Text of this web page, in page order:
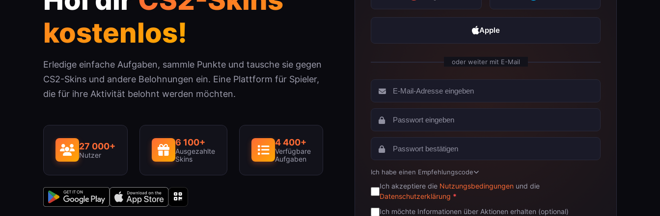
kostenlos!
Erledige einfache Aufgaben, sammle Punkte und tausche sie gegen
CS2-Skins und andere Belohnungen ein. Eine Plattform für Spieler,
die für ihre Aktivität belohnt werden möchten.
27 000+
Nutzer
6 100+
Ausgezahlte
Skins
4 400+
Verfügbare
Aufgaben
Apple
oder weiter mit E-Mail
Ich habe einen Empfehlungscode
Ich akzeptiere die Nutzungsbedingungen und die
Datenschutzerklärung *
Ich möchte Informationen über Aktionen erhalten (optional)